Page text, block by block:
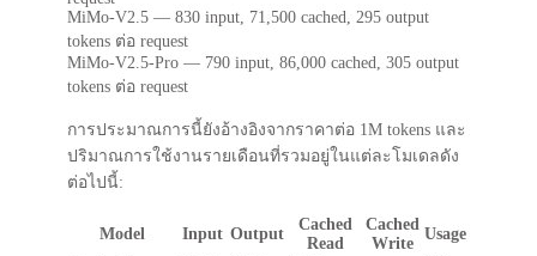
MiMo-V2.5 — 830 input, 71,500 cached, 295 output
tokens ต่อ request
MiMo-V2.5-Pro — 790 input, 86,000 cached, 305 output
tokens ต่อ request
การประมาณการนี้ยังอ้างอิงจากราคาต่อ 1M tokens และ
ปริมาณการใช้งานรายเดือนที่รวมอยู่ในแต่ละโมเดลดัง
ต่อไปนี้:
Model Input Output
Cached
Read
Cached
Write
Usage